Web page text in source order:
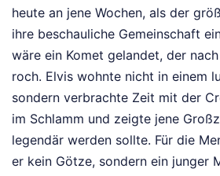
heute an jene Wochen, als der
ihre beschauliche Gemeinschaft
wäre ein Komet gelandet, der
roch. Elvis wohnte nicht in einem
sondern verbrachte Zeit mit der
im Schlamm und zeigte jene
legendär werden sollte. Für die
er kein Götze, sondern ein junger